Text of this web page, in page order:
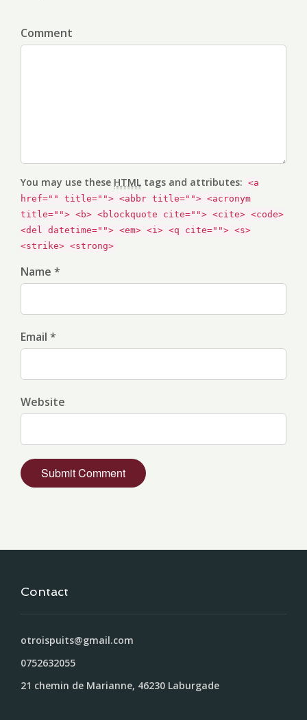
Comment
You may use these HTML tags and attributes: <a
href="" title=""> <abbr title=""> <acronym
title=""> <b> <blockquote cite=""> <cite> <code>
<del datetime=""> <em> <i> <q cite=""> <s>
<strike> <strong>
Name *
Email *
Website
Contact
otroispuits@gmail.com
0752632055
21 chemin de Marianne, 46230 Laburgade